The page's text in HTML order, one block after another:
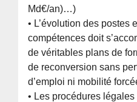
Md€/an)…)
• L’évolution des postes
compétences doit
de véritables plans de
de reconversion sans
d’emploi ni mobilité
• Les procédures